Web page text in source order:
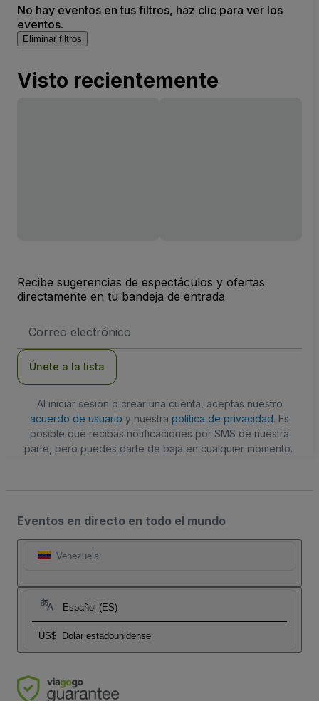
No hay eventos en tus filtros, haz clic para ver los
eventos.
Eliminar filtros
Visto recientemente
Recibe sugerencias de espectáculos y ofertas
directamente en tu bandeja de entrada
de
Únete a la lista
Al iniciar sesión o crear una cuenta, aceptas nuestro
acuerdo de usuario y nuestra política de privacidad. Es
posible que recibas notificaciones por SMS de nuestra
parte, pero puedes darte de baja en cualquier momento.
Eventos en directo en todo el mundo
Venezuela
Español (ES)
US$ Dolar estadounidense